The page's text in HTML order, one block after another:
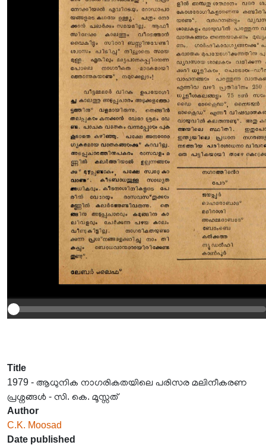
Title
1979 - ആധുനിക നാഗരികതയിലെ പരിസര മലിനീകരണ
പ്രശ്നങ്ങൾ - സി. കെ. മൂസ്സത്
Author
C.K. Moosad
Date published